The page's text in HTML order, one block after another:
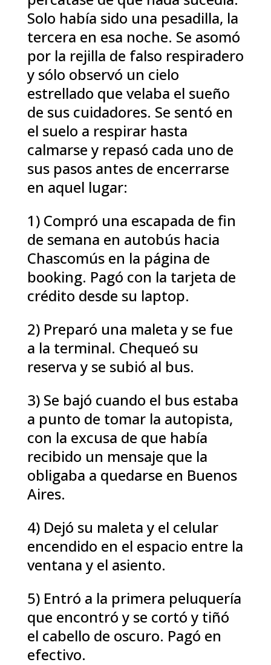
Solo había sido una pesadilla, la
tercera en esa noche. Se asomó
por la rejilla de falso respiradero
y sólo observó un cielo
estrellado que velaba el sueño
de sus cuidadores. Se sentó en
el suelo a respirar hasta
calmarse y repasó cada uno de
sus pasos antes de encerrarse
en aquel lugar:
1) Compró una escapada de fin
de semana en autobús hacia
Chascomús en la página de
booking. Pagó con la tarjeta de
crédito desde su laptop.
2) Preparó una maleta y se fue
a la terminal. Chequeó su
reserva y se subió al bus.
3) Se bajó cuando el bus estaba
a punto de tomar la autopista,
con la excusa de que había
recibido un mensaje que la
obligaba a quedarse en Buenos
Aires.
4) Dejó su maleta y el celular
encendido en el espacio entre la
ventana y el asiento.
5) Entró a la primera peluquería
que encontró y se cortó y tiñó
el cabello de oscuro. Pagó en
efectivo.